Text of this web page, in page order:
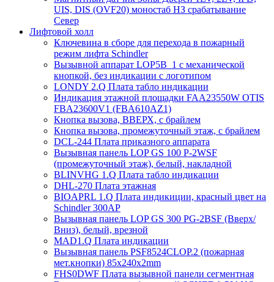
UIS, DIS (OVF20) моностаб НЗ срабатывание
Cевер
Лифтовой холл
Ключевина в сборе для перехода в пожарный
режим лифта Schindler
Вызывной аппарат LOP5B_1 с механической
кнопкой, без индикации с логотипом
LONDY 2.Q Плата табло индикации
Индикация этажной площадки FAA23550W OTIS
FBA23600V1 (FBA610AZ1)
Кнопка вызова, ВВЕРХ, с брайлем
Кнопка вызова, промежуточный этаж, с брайлем
DCL-244 Плата приказного аппарата
Вызывная панель LOP GS 100 P-2WSF
(промежуточный этаж), белый, накладной
BLINVHG 1.Q Плата табло индикации
DHL-270 Плата этажная
BIOAPRL 1.Q Плата индикиции, красный цвет на
Schindler 300AP
Вызывная панель LOP GS 300 PG-2BSF (Вверх/
Вниз), белый, врезной
MAD1.Q Плата индикации
Вызывная панель PSF8524CLOP.2 (пожарная
мет.кнопки) 85х240х2mm
FHS0DWF Плата вызывной панели сегментная